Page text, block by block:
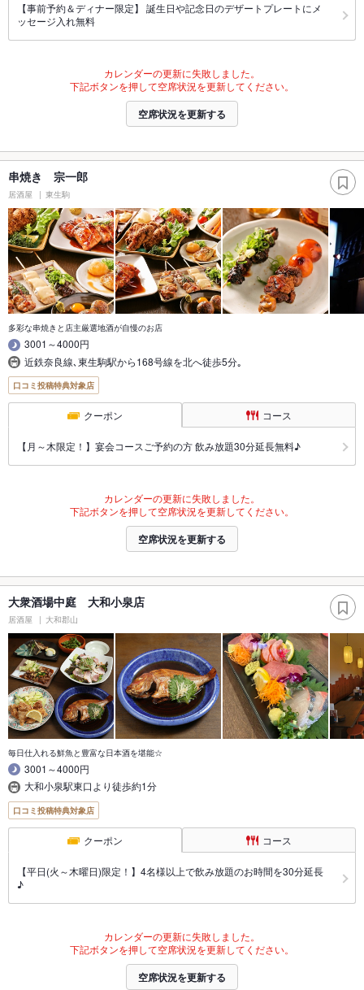
【事前予約＆ディナー限定】 誕生日や記念日のデザートプレートにメ
ッセージ入れ無料
カレンダーの更新に失敗しました。
下記ボタンを押して空席状況を更新してください。
空席状況を更新する
串焼き 宗一郎
居酒屋 東生駒
多彩な串焼きと店主厳選地酒が自慢のお店
3001～4000円
近鉄奈良線､東生駒駅から168号線を北へ徒歩5分｡
口コミ投稿特典対象店
クーポン コース
【月～木限定！】宴会コースご予約の方 飲み放題30分延長無料♪
カレンダーの更新に失敗しました。
下記ボタンを押して空席状況を更新してください。
空席状況を更新する
大衆酒場中庭 大和小泉店
居酒屋 大和郡山
毎日仕入れる鮮魚と豊富な日本酒を堪能☆
3001～4000円
大和小泉駅東口より徒歩約1分
口コミ投稿特典対象店
クーポン コース
【平日(火～木曜日)限定！】4名様以上で飲み放題のお時間を30分延長
♪
カレンダーの更新に失敗しました。
下記ボタンを押して空席状況を更新してください。
空席状況を更新する